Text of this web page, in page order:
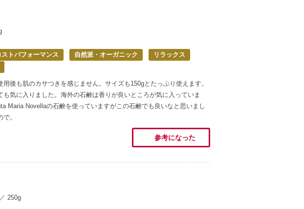
ストパフォーマンス 自然派・オーガニック
リラックス
用後も肌のカサつきを感じません。サイズも150gとたっぷり使えます。
も気に入りました。海外の石鹸は香りが良いところが気に入っていま
Maria Novellaの石鹸を使っていますがこの石鹸でも良いなと思いまし
。
参考になった
250g